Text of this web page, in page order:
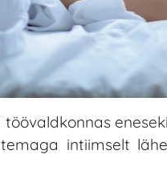
intiimselt